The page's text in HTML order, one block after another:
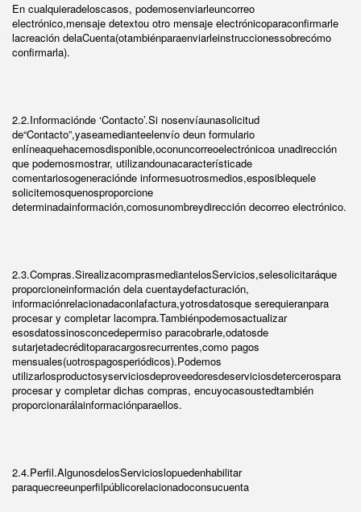
En cualquieradeloscasos, podemosenviarleuncorreo
electrónico,mensaje detextou otro mensaje electrónicoparaconfirmarle
lacreación delaCuenta(otambiénparaenviarleinstruccionessobrecómo
confirmarla).
2.2.Informaciónde ‘Contacto’.Si nosenvíaunasolicitud
de“Contacto”,yaseamedianteelenvío deun formulario
enlíneaquehacemosdisponible,oconuncorreoelectrónicoa unadirección
que podemosmostrar, utilizandounacaracterísticade
comentariosogeneraciónde informesuotrosmedios,esposiblequele
solicitemosquenosproporcione
determinadainformación,comosunombreydirección decorreo electrónico.
2.3.Compras.SirealizacomprasmediantelosServicios,selesolicitaráque
proporcioneinformación dela cuentaydefacturación,
informaciónrelacionadaconlafactura,yotrosdatosque serequieranpara
procesar y completar lacompra.Tambiénpodemosactualizar
esosdatossinosconcedepermiso paracobrarle,odatosde
sutarjetadecréditoparacargosrecurrentes,como pagos
mensuales(uotrospagosperiódicos).Podemos
utilizarlosproductosyserviciosdeproveedoresdeserviciosdetercerospara
procesar y completar dichas compras, encuyocasoustedtambién
proporcionarálainformaciónparaellos.
2.4.Perfil.AlgunosdelosServicioslopuedenhabilitar
paraquecreeunperfilpúblicorelacionadoconsucuenta